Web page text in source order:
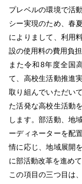
プレベルの環境で活
シー実現のため、春
によりまして、利用
設の使用料の費用負
また令和8年度全国
て、高校生活動推進
取り組んでいただい
た活発な高校生活動
します。部活動、地
ーディネーターを配
情に応じ、地域展開
に部活動改革を進めて
この項目の三つ目は